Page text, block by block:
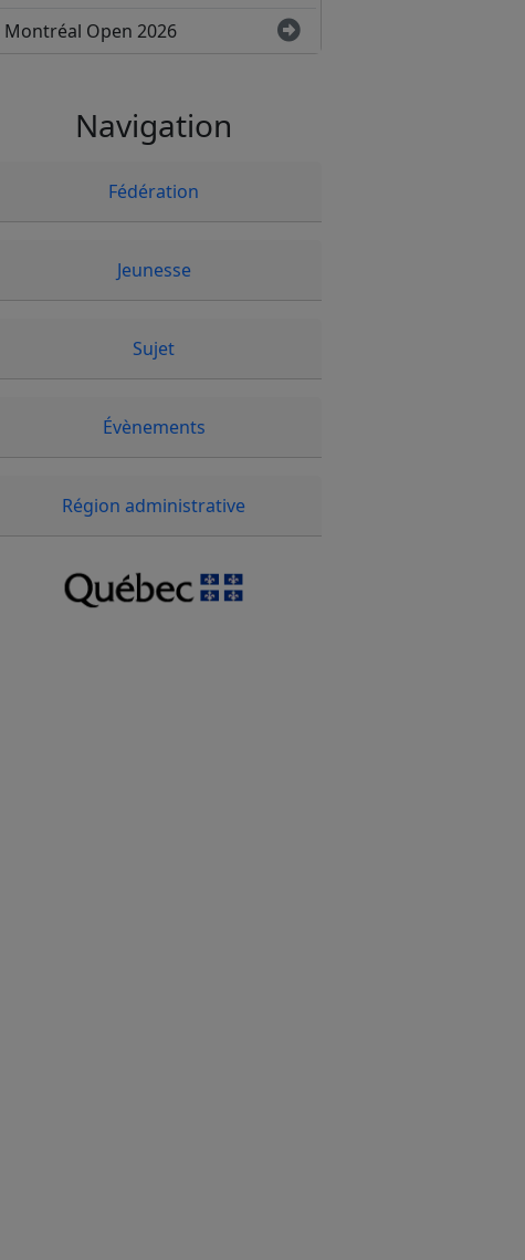
Montréal Open 2026
Navigation
Fédération
Jeunesse
Sujet
Évènements
Région administrative